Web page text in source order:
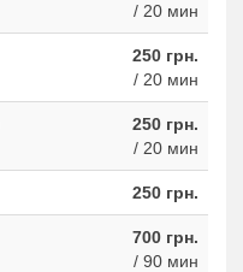
/ 20 мин
250 грн.
/ 20 мин
250 грн.
/ 20 мин
250 грн.
700 грн.
/ 90 мин